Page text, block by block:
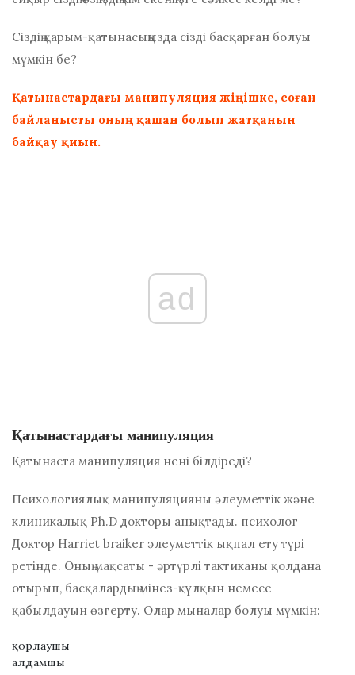
Сіздің қарым-қатынасыңызда сізді басқарған болуы
мүмкін бе?
Қатынастардағы манипуляция жіңішке, соған
байланысты оның қашан болып жатқанын
байқау қиын.
ad
Қатынастардағы манипуляция
Қатынаста манипуляция нені білдіреді?
Психологиялық манипуляцияны әлеуметтік және
клиникалық Ph.D докторы анықтады. психолог
Доктор Harriet braiker әлеуметтік ықпал ету түрі
ретінде. Оның мақсаты - әртүрлі тактиканы қолдана
отырып, басқалардың мінез-құлқын немесе
қабылдауын өзгерту. Олар мыналар болуы мүмкін:
қорлаушы
алдамшы